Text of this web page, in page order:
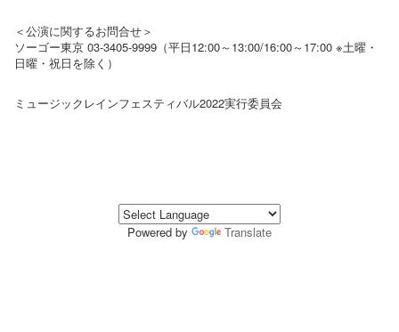
＜公演に関するお問合せ＞
ソーゴー東京 03-3405-9999（平日12:00～13:00/16:00～17:00 ※土曜・
日曜・祝日を除く）
ミュージックレインフェスティバル2022実行委員会
Powered by Translate